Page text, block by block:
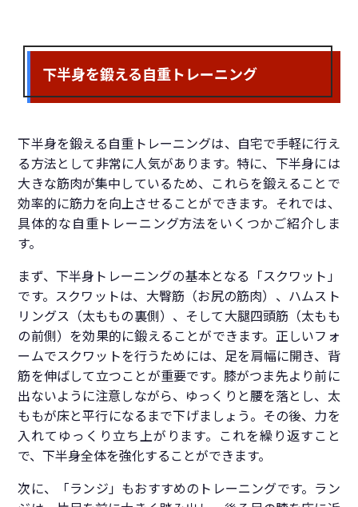
下半身を鍛える自重トレーニング
下半身を鍛える自重トレーニングは、自宅で手軽に行え
る方法として非常に人気があります。特に、下半身には
大きな筋肉が集中しているため、これらを鍛えることで
効率的に筋力を向上させることができます。それでは、
具体的な自重トレーニング方法をいくつかご紹介しま
す。
まず、下半身トレーニングの基本となる「スクワット」
です。スクワットは、大臀筋（お尻の筋肉）、ハムスト
リングス（太ももの裏側）、そして大腿四頭筋（太もも
の前側）を効果的に鍛えることができます。正しいフォ
ームでスクワットを行うためには、足を肩幅に開き、背
筋を伸ばして立つことが重要です。膝がつま先より前に
出ないように注意しながら、ゆっくりと腰を落とし、太
ももが床と平行になるまで下げましょう。その後、力を
入れてゆっくり立ち上がります。これを繰り返すこと
で、下半身全体を強化することができます。
次に、「ランジ」もおすすめのトレーニングです。ラン